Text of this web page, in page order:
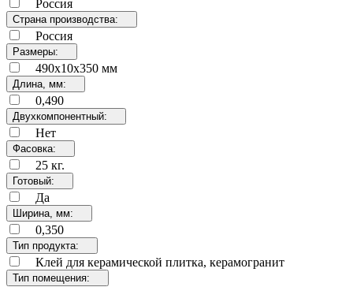
Россия
Страна производства:
Россия
Размеры:
490х10х350 мм
Длина, мм:
0,490
Двухкомпонентный:
Нет
Фасовка:
25 кг.
Готовый:
Да
Ширина, мм:
0,350
Тип продукта:
Клей для керамической плитка, керамогранит
Тип помещения: